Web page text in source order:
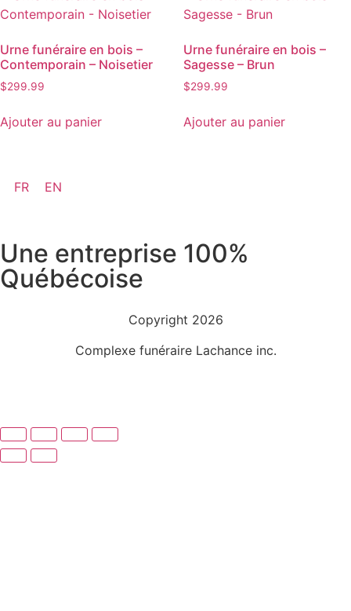
Urne funéraire en bois –
Contemporain – Noisetier
$299.99
Ajouter au panier
Urne funéraire en bois –
Sagesse – Brun
$299.99
Ajouter au panier
FR EN
Une entreprise 100%
Québécoise
Copyright 2026
Complexe funéraire Lachance inc.